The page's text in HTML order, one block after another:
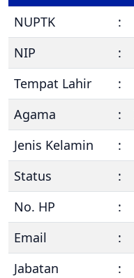
NUPTK
:
NIP
:
Tempat Lahir
:
Agama
:
Jenis Kelamin
:
Status
:
No. HP
:
Email
:
Jabatan
: